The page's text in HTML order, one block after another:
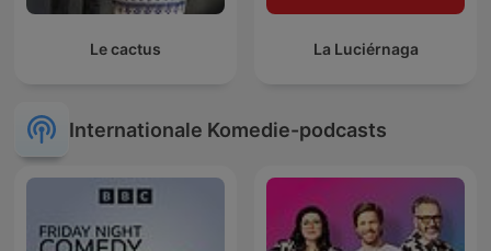
Le cactus La Luciérnaga
Internationale Komedie-podcasts